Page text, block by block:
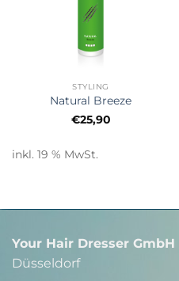
STYLING
Natural Breeze
€25,90
inkl. 19 % MwSt.
Your Hair Dresser GmbH
Düsseldorf